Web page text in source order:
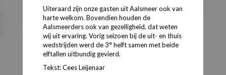
Uiteraard zijn onze gasten uit Aalsmeer ook van
harte welkom. Bovendien houden de
Aalsmeerders ook van gezelligheid, dat weten
wij uit ervaring. Vorig seizoen bij de uit- en thuis
wedstrijden werd de 3e helft samen met beide
elftallen uitbundig gevierd.
Tekst: Cees Leijenaar